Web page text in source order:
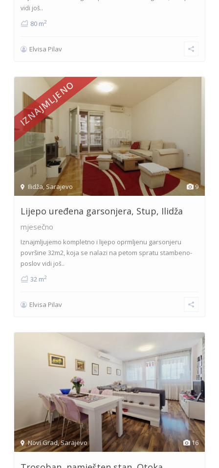
vidi još..
80 m2
Elvisa Pilav
9
Ilidža, Sarajevo
IZNAJMLJENO
Lijepo uređena garsonjera, Stup, Ilidža
mjesečno
Iznajmljujemo kompletno i lijepo oprmljenu garsonjeru
površine 32m2, koja se nalazi na petom spratu stambeno-
poslovvidi još..
32 m2
Elvisa Pilav
16
Novi Grad,Sarajevo